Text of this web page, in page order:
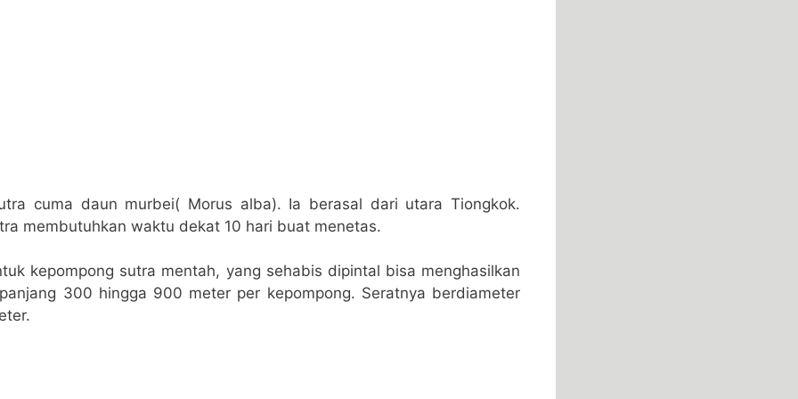
cuma daun murbei( Morus alba). Ia berasal dari utara Tiongkok.
membutuhkan waktu dekat 10 hari buat menetas.
kepompong sutra mentah, yang sehabis dipintal bisa menghasilkan
300 hingga 900 meter per kepompong. Seratnya berdiameter